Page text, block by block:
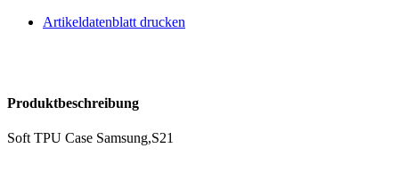
Artikeldatenblatt drucken
Produktbeschreibung
Soft TPU Case Samsung,S21